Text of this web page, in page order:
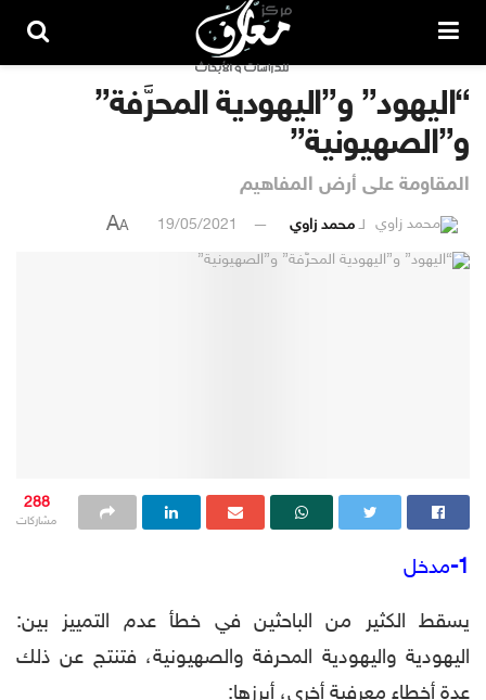
“اليهود” و”اليهودية المحرَّفة”
و”الصهيونية”
المقاومة على أرض المفاهيم
لـ محمد زاوي 19/05/2021
A
A
288
مشاركات
1- مدخل
يسقط الكثير من الباحثين في خطأ عدم التمييز بين:
اليهودية واليهودية المحرفة والصهيونية، فتنتج عن ذلك
عدة أخطاء معرفية أخرى، أبرزها: